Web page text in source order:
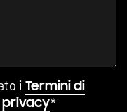
i Termini di
privacy*